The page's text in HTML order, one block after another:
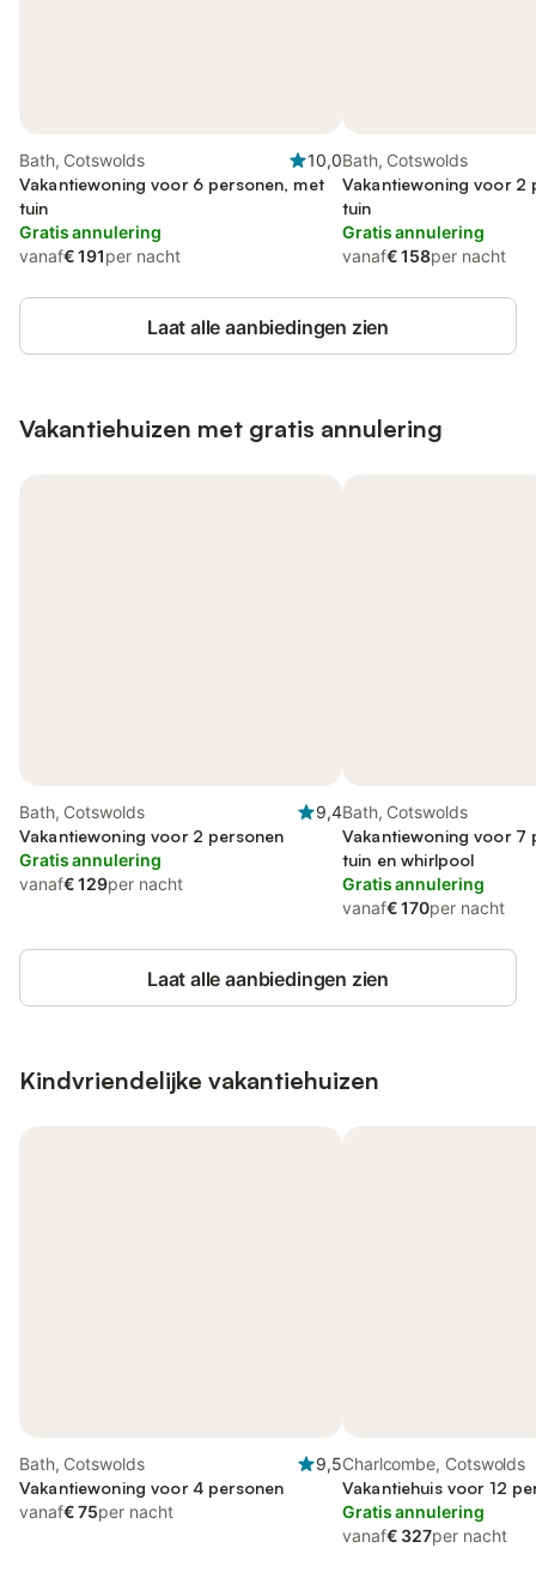
Bath, Cotswolds
10,0
Vakantiewoning voor 6 personen, met
tuin
Gratis annulering
vanaf€ 191per nacht
Bath, Cotswolds
Vakantiewoning voor 2
tuin
Gratis annulering
vanaf€ 158per nacht
Laat alle aanbiedingen zien
Vakantiehuizen met gratis annulering
Bath, Cotswolds
9,4
Vakantiewoning voor 2 personen
Gratis annulering
vanaf€ 129per nacht
Bath, Cotswolds
Vakantiewoning voor 7
tuin en whirlpool
Gratis annulering
vanaf€ 170per nacht
Laat alle aanbiedingen zien
Kindvriendelijke vakantiehuizen
Bath, Cotswolds
9,5
Vakantiewoning voor 4 personen
vanaf€ 75per nacht
Charlcombe, Cotswolds
Vakantiehuis voor 12
Gratis annulering
vanaf€ 327per nacht